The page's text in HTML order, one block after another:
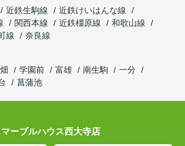
近鉄生駒線
近鉄けいはんな線
関西本線 近鉄橿原線
和歌山線
線
奈良線
学園前 富雄 南生駒
一分
菖蒲池
マーブルハウス西大寺店